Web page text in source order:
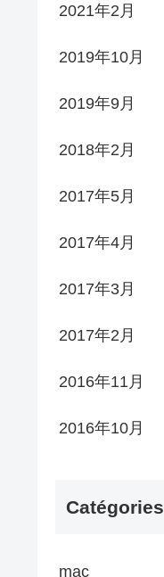
2021年2月
2019年10月
2019年9月
2018年2月
2017年5月
2017年4月
2017年3月
2017年2月
2016年11月
2016年10月
Catégories
mac